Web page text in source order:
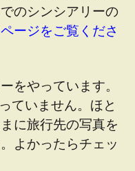
のシンシアリーの
ージをご覧くださ
をやっています。
ていません。ほと
に旅行先の写真を
よかったらチェッ